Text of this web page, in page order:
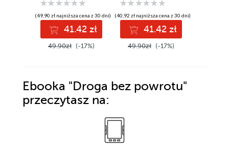
(49,90 zł najniższa cena z 30 dni)
41.42 zł
49.90zł (-17%)
(40,92 zł najniższa cena z 30 dni)
41.42 zł
49.90zł (-17%)
Ebooka "Droga bez powrotu"
przeczytasz na: